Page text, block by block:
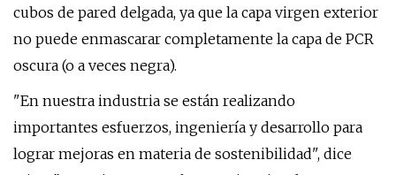
cubos de pared delgada, ya que la capa virgen exterior
no puede enmascarar completamente la capa de PCR
oscura (o a veces negra).
"En nuestra industria se están realizando
importantes esfuerzos, ingeniería y desarrollo para
lograr mejoras en materia de sostenibilidad", dice